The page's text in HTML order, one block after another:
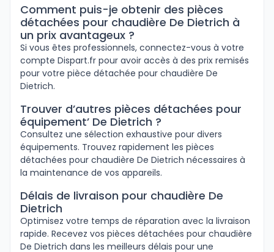
Comment puis-je obtenir des pièces
détachées pour chaudière De Dietrich à
un prix avantageux ?
Si vous êtes professionnels, connectez-vous à votre
compte Dispart.fr pour avoir accès à des prix remisés
pour votre pièce détachée pour chaudière De
Dietrich.
Trouver d’autres pièces détachées pour
équipement’ De Dietrich ?
Consultez une sélection exhaustive pour divers
équipements. Trouvez rapidement les pièces
détachées pour chaudière De Dietrich nécessaires à
la maintenance de vos appareils.
Délais de livraison pour chaudière De
Dietrich
Optimisez votre temps de réparation avec la livraison
rapide. Recevez vos pièces détachées pour chaudière
De Dietrich dans les meilleurs délais pour une